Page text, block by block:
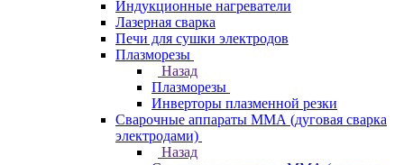
Индукционные нагреватели
Лазерная сварка
Печи для сушки электродов
Плазморезы
Назад
Плазморезы
Инверторы плазменной резки
Сварочные аппараты ММА (дуговая сварка
электродами)
Назад